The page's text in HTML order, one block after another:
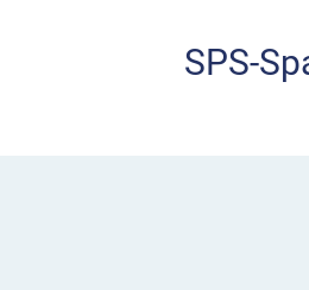
SPS-